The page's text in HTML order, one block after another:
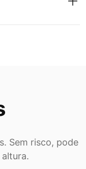
Sem risco, pode